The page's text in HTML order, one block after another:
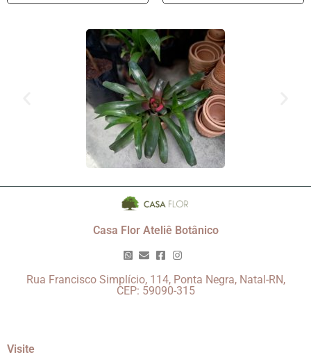
Casa Flor Ateliê Botânico
Rua Francisco Simplício, 114, Ponta Negra, Natal-RN,
CEP: 59090-315
Visite